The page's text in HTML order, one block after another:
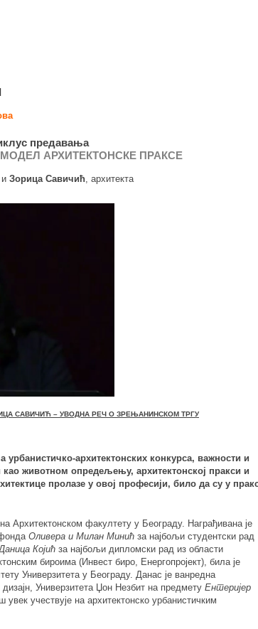
предавања
АРХИТЕКТОНСКЕ ПРАКСЕ
Зорица Савичић, архитекта
САВИЧИЋ – УВОДНА РЕЧ О ЗРЕЊАНИНСКОМ ТРГУ
архитектонских конкурса, важности и
као животном опредељењу, архитектонској пракси и
пролазе у овој професији, било да су у
Архитектонском факултету у Београду. Награђивана је
Оливера и Милан Минић за најбољи студентски рад
Којић за најбољи дипломски рад из области
бироима (Инвест биро, Енергопројект), била је
Универзитета у Београду. Данас је ванредна
Универзитета Џон Незбит на предмету Ентеријер
увек учествује на архитектонско урбанистичким